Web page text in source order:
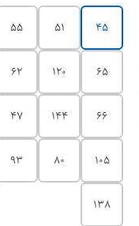
45
51
55
65
120
62
66
144
47
105
80
93
138